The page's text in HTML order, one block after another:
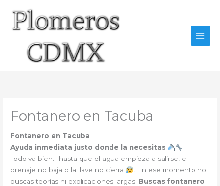
contenido
Fontanero en Tacuba
Fontanero en Tacuba
Ayuda inmediata justo donde la necesitas
Todo va bien… hasta que el agua empieza a salirse, el
drenaje no baja o la llave no cierra
. En ese momento no
buscas teorías ni explicaciones largas. Buscas fontanero